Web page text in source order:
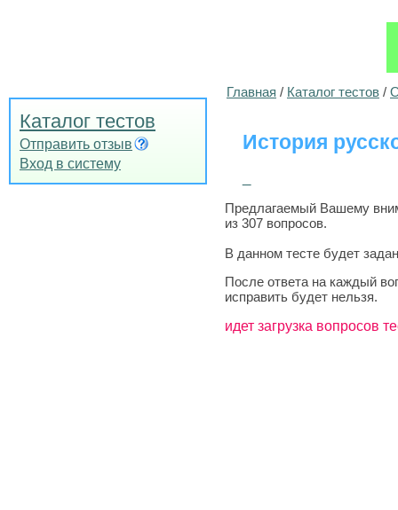
Каталог тестов
Отправить отзыв
Вход в систему
Главная / Каталог тестов /
История
Предлагаемый Вашему
из 307 вопросов.
В данном тесте будет
После ответа на каждый
исправить будет нельзя.
идет загрузка вопросов